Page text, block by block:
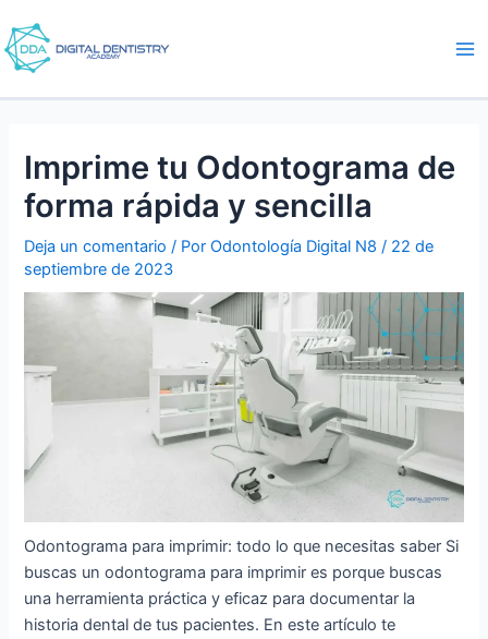
al
contenido
Imprime tu Odontograma de
forma rápida y sencilla
Deja un comentario / PorOdontología Digital N8/ 22 de
septiembre de 2023
Odontograma para imprimir: todo lo que necesitas saber Si
buscas un odontograma para imprimir es porque buscas
una herramienta práctica y eficaz para documentar la
historia dental de tus pacientes. En este artículo te
entradas